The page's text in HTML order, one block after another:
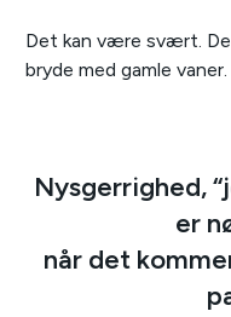
Det kan være svært.
bryde med gamle
Nysgerrighed,
er
når det